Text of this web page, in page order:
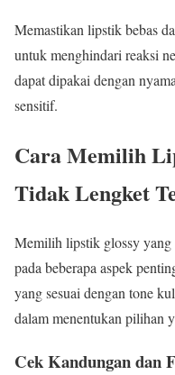
Memastikan lipstik bebas
untuk menghindari reaksi
dapat dipakai dengan
sensitif.
Cara Memilih
Tidak Lengket
Memilih lipstik glossy yang
pada beberapa aspek
yang sesuai dengan tone
dalam menentukan pilihan
Cek Kandungan dan